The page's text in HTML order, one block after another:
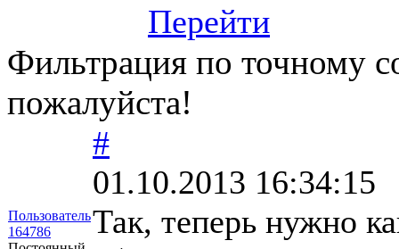
Перейти
Фильтрация по точному
пожалуйста!
Пользователь
164786
#
01.10.2013 16:34:15
Так, теперь нужно